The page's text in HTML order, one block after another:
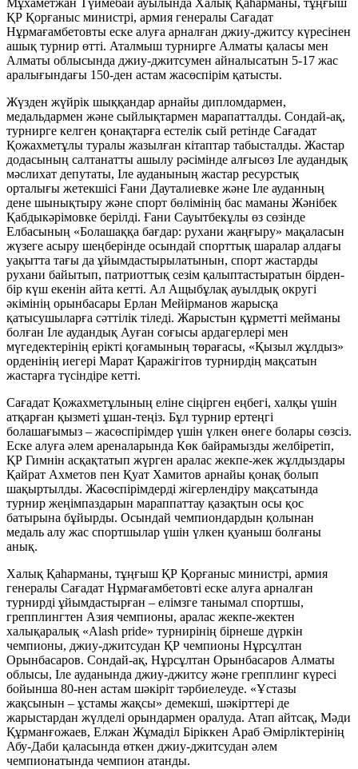
Мұхаметжан Түймебай ауылында Халық Қаһарманы, тұңғыш
ҚР Қорғаныс министрі, армия генералы Сағадат
Нұрмағамбетовты еске алуға арналған джиу-джитсу күресінен
ашық турнир өтті. Аталмыш турнирге Алматы қаласы мен
Алматы облысында джиу-джитсумен айналысатын 5-17 жас
аралығындағы 150-ден астам жасөспірім қатысты.
Жүзден жүйрік шыққандар арнайы дипломдармен,
медальдармен және сыйлықтармен марапатталды. Сондай-ақ,
турнирге келген қонақтарға естелік сый ретінде Сағадат
Қожахметұлы туралы жазылған кітаптар табысталды. Жастар
додасының салтанатты ашылу рәсімінде алғысөз Іле аудандық
мәслихат депутаты, Іле ауданының жастар ресурстық
орталығы жетекшісі Ғани Дауталиевке жəне Іле ауданның
дене шынықтыру және спорт бөлімінің бас маманы Жәнібек
Қабдыкәрімовке берілді. Ғани Сауытбекұлы өз сөзінде
Елбасының «Болашаққа бағдар: рухани жаңғыру» мақаласын
жүзеге асыру шеңберінде осындай спорттық шаралар алдағы
уақытта тағы да ұйымдастырылатынын, спорт жастарды
рухани байытып, патриоттық сезім қалыптастыратын бірден-
бір күш екенін айта кетті. Ал Ащыбұлақ ауылдық округі
әкімінің орынбасары Ерлан Мейірманов жарысқа
қатысушыларға сәттілік тіледі. Жарыстын құрметті мейманы
болған Іле аудандық Ауған соғысы ардагерлері мен
мүгедектерінің ерікті қоғамының төрағасы, «Қызыл жұлдыз»
орденінің иегері Марат Қаражігітов турнирдің мақсатын
жастарға түсіндіре кетті.
Сағадат Қожахметұлының еліне сіңірген еңбегі, халқы үшін
атқарған қызметі ұшан-теңіз. Бұл турнир ертеңгі
болашағымыз – жасөспірімдер үшін үлкен өнеге болары сөзсіз.
Еске алуға әлем ареналарында Көк байрамызды желбіретіп,
ҚР Гимнін асқақтатып жүрген аралас жекпе-жек жұлдыздары
Қайрат Ахметов пен Қуат Хамитов арнайы қонақ болып
шақыртылды. Жасөспірімдерді жігерлендіру мақсатында
турнир жеңімпаздарын мараппаттау қазақтын осы қос
батырына бұйырды. Осындай чемпиондардын қолынан
медаль алу жас спортшылар үшін үлкен қуаныш болғаны
анық.
Халық Қаһарманы, тұңғыш ҚР Қорғаныс министрі, армия
генералы Сағадат Нұрмағамбетовті еске алуға арналған
турнирді ұйымдастырған – елімзге танымал спортшы,
грепплингтен Азия чемпионы, аралас жекпе-жектен
халықаралық «Alash pride» турнирінің бірнеше дүркін
чемпионы, джиу-джитсудан ҚР чемпионы Нұрсұлтан
Орынбасаров. Сондай-ақ, Нұрсұлтан Орынбасаров Алматы
облысы, Іле ауданында джиу-джитсу және грепплинг күресі
бойынша 80-нен астам шәкіріт тәрбиелеуде. «Ұстазы
жақсынын – ұстамы жақсы» демекші, шәкірттері де
жарыстардан жүлделі орындармен оралуда. Атап айтсақ, Мәди
Құрманғожаев, Елжан Жұмаділ Біріккен Араб Әмірліктерінің
Абу-Даби қаласында өткен джиу-джитсудан әлем
чемпионатында чемпион атанды.